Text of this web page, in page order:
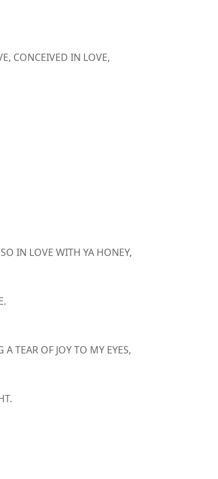
CONCEIVED IN LOVE,
IN LOVE WITH YA HONEY,
TEAR OF JOY TO MY EYES,